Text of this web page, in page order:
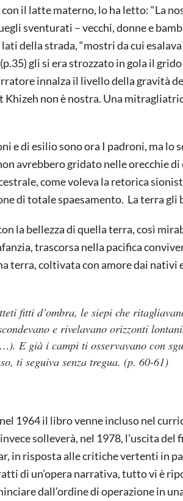
il latte materno, lo ha letto: “La
sventurati – vecchi, donne e
della strada, “mostri da cui
gli si era strozzato in gola il
innalza il livello della gravità
non è nostra. Una
e di esilio sono ora I padroni, ma lo
avrebbero gridato nelle orecchie
come voleva la retorica
di totale spaesamento. La terra gli
la bellezza di quella terra, così
trascorsa nella pacifica
terra, coltivata con amore dai nativi
fitti d’ombra, le siepi che
e rivelavano orizzonti
E già i campi ti osservavano con
ti seguiva senza tregua. (p. 60-61)
1964 il libro venne incluso nel
solleverà, nel 1978, l’uscita del
in risposta alle critiche vertenti in
di un’opera narrativa, tutto vi è
dall’ordine di operazione in